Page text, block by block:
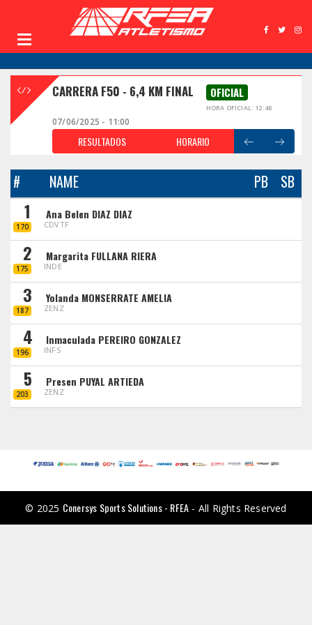
CARRERA F50 - 6,4 KM FINAL OFICIAL
HORA OFICIAL: 12:48
07/06/2025 - 11:00
RESULTADOS HORARIO
# NAME PB SB
1
170
Ana Belen DIAZ DIAZ
CDVTF
2
175
Margarita FULLANA RIERA
INDE
3
187
Yolanda MONSERRATE AMELIA
ZENZ
4
196
Inmaculada PEREIRO GONZALEZ
INFS
5
203
Presen PUYAL ARTIEDA
ZENZ
© 2025 Conersys Sports Solutions - RFEA - All Rights Reserved